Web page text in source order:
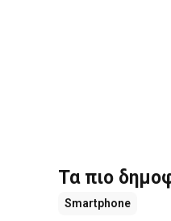
Τα πιο
Smartphone